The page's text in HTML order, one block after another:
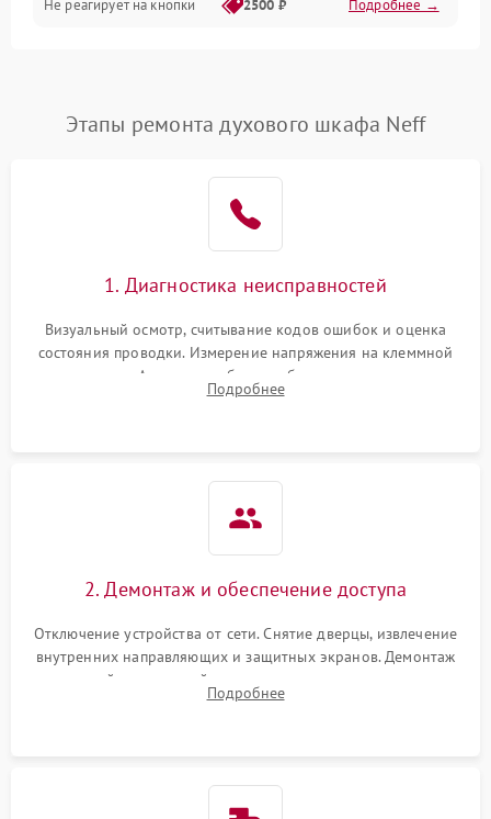
Не реагирует на кнопки 2500 ₽ Подробнее →
Этапы ремонта духового шкафа Neff
1. Диагностика неисправностей
Визуальный осмотр, считывание кодов ошибок и оценка
состояния проводки. Измерение напряжения на клеммной
колодке. Анализ жалоб на проблемы с нагревом,
конвекцией, панелью управления или блокировкой дверцы.
Подробнее
2. Демонтаж и обеспечение доступа
Отключение устройства от сети. Снятие дверцы, извлечение
внутренних направляющих и защитных экранов. Демонтаж
задней или верхней панели для прямого доступа к
нагревательным элементам, плате и вентиляторам.
Подробнее